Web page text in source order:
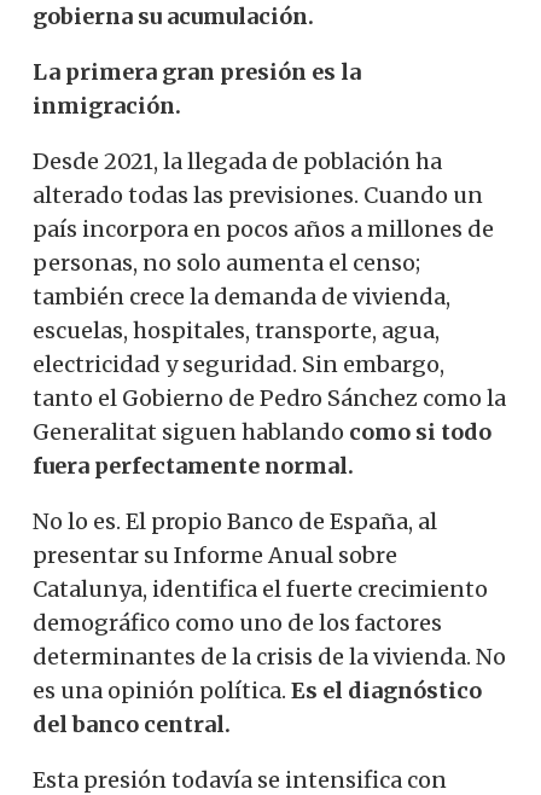
gobierna su acumulación.
La primera gran presión es la
inmigración.
Desde 2021, la llegada de población ha
alterado todas las previsiones. Cuando un
país incorpora en pocos años a millones de
personas, no solo aumenta el censo;
también crece la demanda de vivienda,
escuelas, hospitales, transporte, agua,
electricidad y seguridad. Sin embargo,
tanto el Gobierno de Pedro Sánchez como la
Generalitat siguen hablando como si todo
fuera perfectamente normal.
No lo es. El propio Banco de España, al
presentar su Informe Anual sobre
Catalunya, identifica el fuerte crecimiento
demográfico como uno de los factores
determinantes de la crisis de la vivienda. No
es una opinión política. Es el diagnóstico
del banco central.
Esta presión todavía se intensifica con